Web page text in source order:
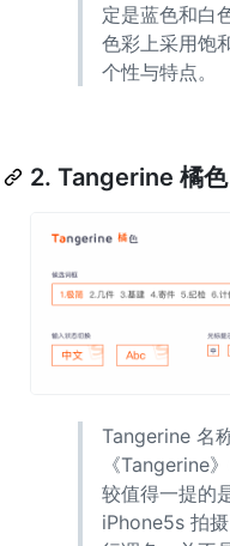
定是蓝色和白
色彩上采用饱
个性与特点。
2. Tangerine 橘色
Tangerine 名
《Tangerine
较值得一提的
iPhone5s 拍